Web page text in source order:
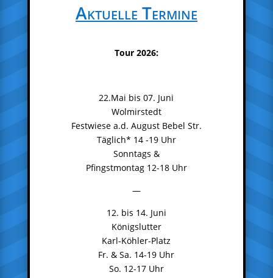
Aktuelle Termine
Tour 2026:
22.Mai bis 07. Juni
Wolmirstedt
Festwiese a.d. August Bebel Str.
Täglich* 14 -19 Uhr
Sonntags &
Pfingstmontag 12-18 Uhr
—
12. bis 14. Juni
Königslutter
Karl-Köhler-Platz
Fr. & Sa. 14-19 Uhr
So. 12-17 Uhr